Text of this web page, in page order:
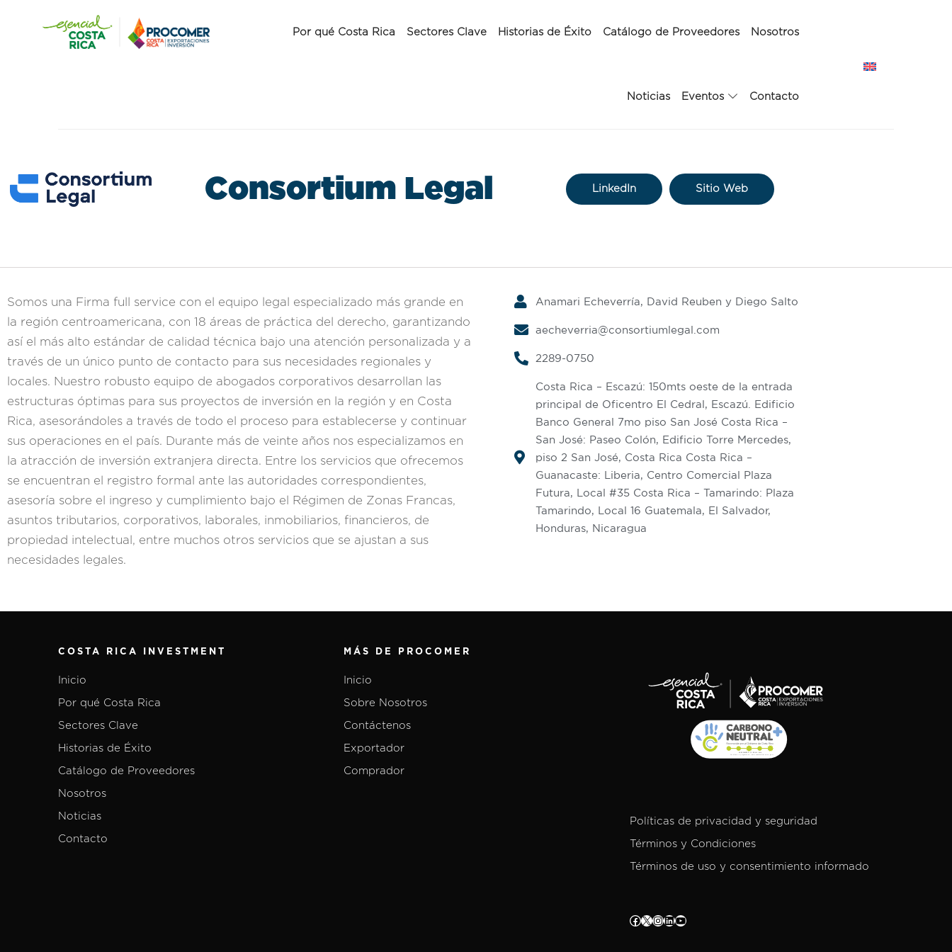
Por qué Costa Rica Sectores Clave Historias de Éxito Catálogo de Proveedores Nosotros
Noticias Eventos Contacto
Consortium Legal LinkedIn Sitio Web
Somos una Firma full service con el equipo legal especializado más grande en
la región centroamericana, con 18 áreas de práctica del derecho, garantizando
así el más alto estándar de calidad técnica bajo una atención personalizada y a
través de un único punto de contacto para sus necesidades regionales y
locales. Nuestro robusto equipo de abogados corporativos desarrollan las
estructuras óptimas para sus proyectos de inversión en la región y en Costa
Rica, asesorándoles a través de todo el proceso para establecerse y continuar
sus operaciones en el país. Durante más de veinte años nos especializamos en
la atracción de inversión extranjera directa. Entre los servicios que ofrecemos
se encuentran el registro formal ante las autoridades correspondientes,
asesoría sobre el ingreso y cumplimiento bajo el Régimen de Zonas Francas,
asuntos tributarios, corporativos, laborales, inmobiliarios, financieros, de
propiedad intelectual, entre muchos otros servicios que se ajustan a sus
necesidades legales.
Anamari Echeverría, David Reuben y Diego Salto
aecheverria@consortiumlegal.com
2289-0750
Costa Rica – Escazú: 150mts oeste de la entrada
principal de Oficentro El Cedral, Escazú. Edificio
Banco General 7mo piso San José Costa Rica –
San José: Paseo Colón, Edificio Torre Mercedes,
piso 2 San José, Costa Rica Costa Rica –
Guanacaste: Liberia, Centro Comercial Plaza
Futura, Local #35 Costa Rica – Tamarindo: Plaza
Tamarindo, Local 16 Guatemala, El Salvador,
Honduras, Nicaragua
COSTA RICA INVESTMENT
Inicio
Por qué Costa Rica
Sectores Clave
Historias de Éxito
Catálogo de Proveedores
Nosotros
Noticias
Contacto
MÁS DE PROCOMER
Inicio
Sobre Nosotros
Contáctenos
Exportador
Comprador
Políticas de privacidad y seguridad
Términos y Condiciones
Términos de uso y consentimiento informado